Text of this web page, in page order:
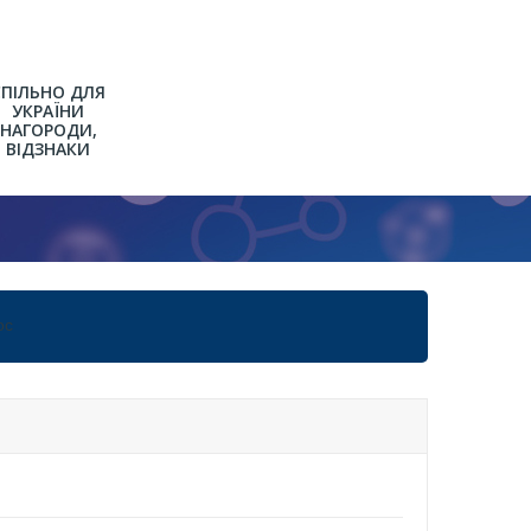
ДЛЯ
УКРАЇНИ
НАГОРОДИ,
ВІДЗНАКИ